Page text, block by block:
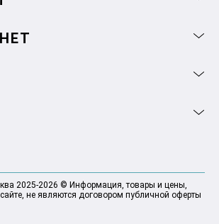
2025-2026 © Информация, товары и цены,
не являются договором публичной оферты